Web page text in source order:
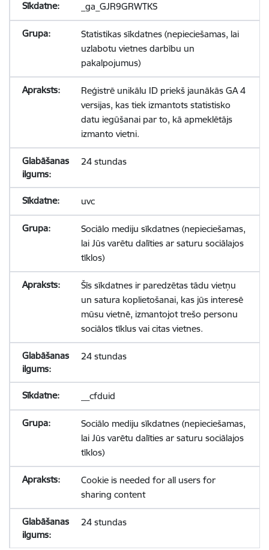
_ga_GJR9GRWTKS
Statistikas sīkdatnes (nepieciešamas, lai
uzlabotu vietnes darbību un
pakalpojumus)
Reģistrē unikālu ID priekš jaunākās GA 4
versijas, kas tiek izmantots statistisko
datu iegūšanai par to, kā apmeklētājs
izmanto vietni.
24 stundas
uvc
Sociālo mediju sīkdatnes (nepieciešamas,
lai Jūs varētu dalīties ar saturu sociālajos
tīklos)
Šīs sīkdatnes ir paredzētas tādu vietņu
un satura koplietošanai, kas jūs interesē
mūsu vietnē, izmantojot trešo personu
sociālos tīklus vai citas vietnes.
24 stundas
__cfduid
Sociālo mediju sīkdatnes (nepieciešamas,
lai Jūs varētu dalīties ar saturu sociālajos
tīklos)
Cookie is needed for all users for
sharing content
24 stundas